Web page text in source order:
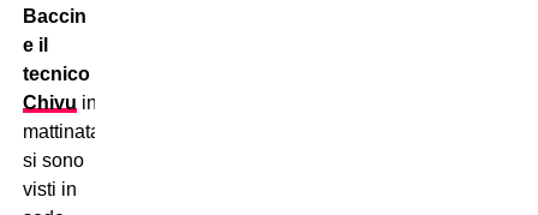
Baccin
e il
tecnico
Chivu in
mattinata
si sono
visti in